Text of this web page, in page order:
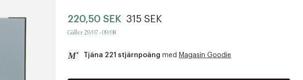
till
sida.
220,50 SEK 315 SEK
Gäller 29/07 - 09/08
Tjäna 221 stjärnpoäng med Magasin Goodie